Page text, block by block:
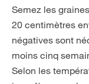
Semez les
20 centimètres
négatives sont
moins cinq
Selon les